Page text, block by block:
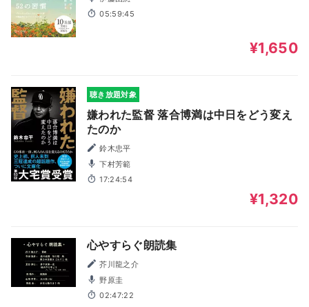
05:59:45
¥1,650
聴き放題対象
嫌われた監督 落合博満は中日をどう変え
たのか
鈴木忠平
下村芳範
17:24:54
¥1,320
心やすらぐ朗読集
芥川龍之介
野原圭
02:47:22